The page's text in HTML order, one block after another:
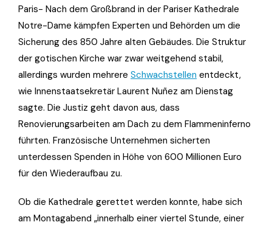
Paris- Nach dem Großbrand in der Pariser Kathedrale
Notre-Dame kämpfen Experten und Behörden um die
Sicherung des 850 Jahre alten Gebäudes. Die Struktur
der gotischen Kirche war zwar weitgehend stabil,
allerdings wurden mehrere Schwachstellen entdeckt,
wie Innenstaatsekretär Laurent Nuñez am Dienstag
sagte. Die Justiz geht davon aus, dass
Renovierungsarbeiten am Dach zu dem Flammeninferno
führten. Französische Unternehmen sicherten
unterdessen Spenden in Höhe von 600 Millionen Euro
für den Wiederaufbau zu.
Ob die Kathedrale gerettet werden konnte, habe sich
am Montagabend „innerhalb einer viertel Stunde, einer